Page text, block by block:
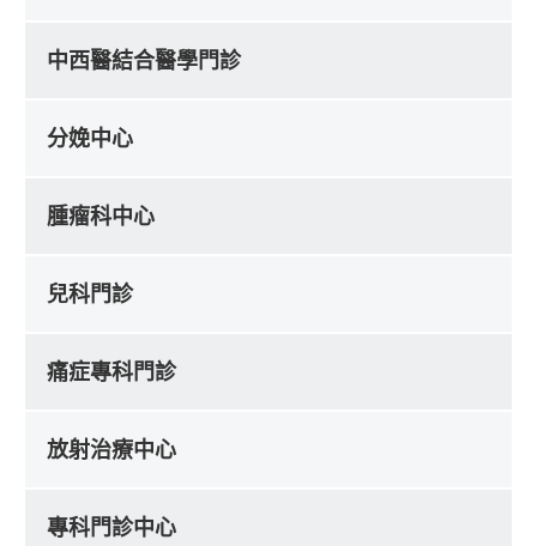
中西醫結合醫學門診
分娩中心
腫瘤科中心
兒科門診
痛症專科門診
放射治療中心
專科門診中心